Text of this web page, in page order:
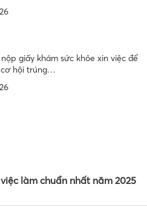
giấy khám sức khỏe xin việc để
hội trúng…
làm chuẩn nhất năm 2025